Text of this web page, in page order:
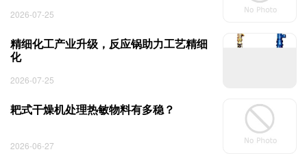
2026-07-25
精细化工产业升级，反应锅助力工艺精细
化
2026-07-25
耙式干燥机处理热敏物料有多稳？
2026-06-27